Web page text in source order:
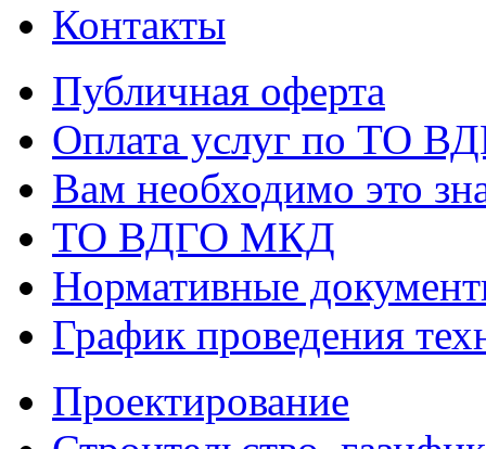
Контакты
Публичная оферта
Оплата услуг по ТО
Вам необходимо это
ТО ВДГО МКД
Нормативные
График проведения
Проектирование